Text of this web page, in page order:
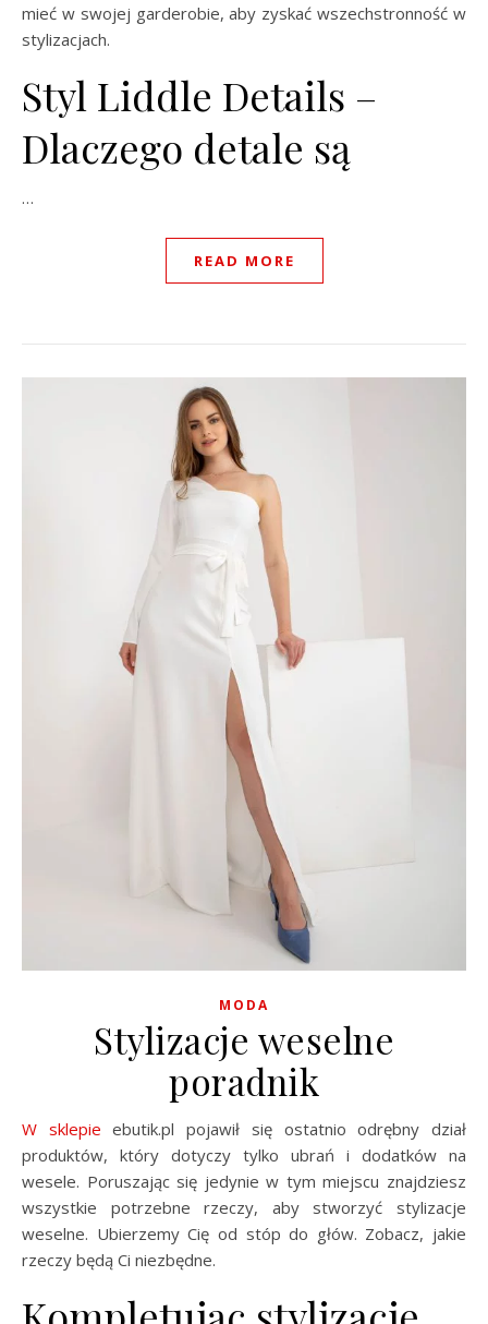
mieć w swojej garderobie, aby zyskać wszechstronność w
stylizacjach.
Styl Liddle Details –
Dlaczego detale są
…
READ MORE
MODA
Stylizacje weselne
poradnik
W sklepie ebutik.pl pojawił się ostatnio odrębny dział
produktów, który dotyczy tylko ubrań i dodatków na
wesele. Poruszając się jedynie w tym miejscu znajdziesz
wszystkie potrzebne rzeczy, aby stworzyć stylizacje
weselne. Ubierzemy Cię od stóp do głów. Zobacz, jakie
rzeczy będą Ci niezbędne.